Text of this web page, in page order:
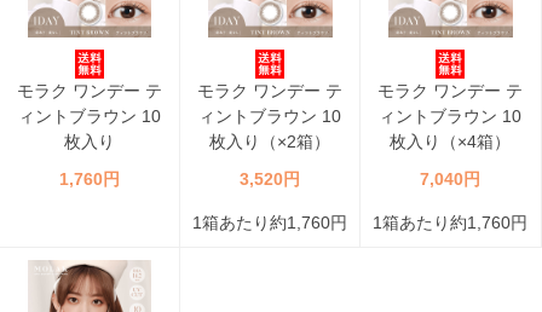
モラク ワンデー テ
ィントブラウン 10
枚入り
1,760円
モラク ワンデー テ
ィントブラウン 10
枚入り（×2箱）
3,520円
1箱あたり約1,760円
モラク ワンデー テ
ィントブラウン 10
枚入り（×4箱）
7,040円
1箱あたり約1,760円